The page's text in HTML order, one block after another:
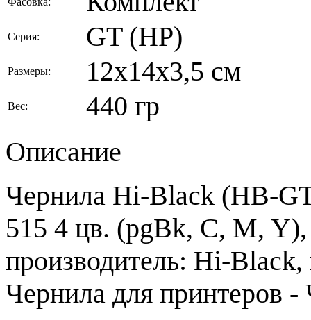
Серия: GT (HP)
Размеры: 12x14x3,5 см
Вес: 440 гр
Описание
Чернила Hi-Black (HB-
515 4 цв. (pgBk, C, M,
производитель: Hi-Black,
Чернила для принтеров -